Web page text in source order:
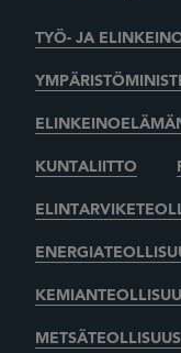
TYÖ- JA
KUNTALIITTO